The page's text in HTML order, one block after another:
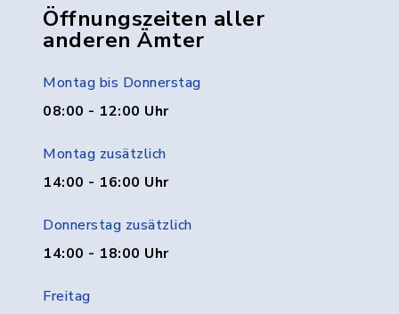
Öffnungszeiten aller
anderen Ämter
Montag bis Donnerstag
08:00 - 12:00 Uhr
Montag zusätzlich
14:00 - 16:00 Uhr
Donnerstag zusätzlich
14:00 - 18:00 Uhr
Freitag